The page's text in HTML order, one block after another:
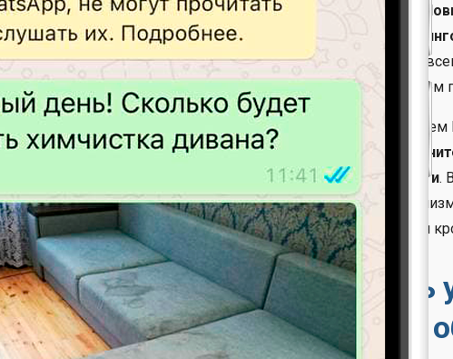
Профессиональная уборка территории от снега в Нижнем
командой квалифицированных специалистов частной
мероприятия носят сезонный характер и выполнять их лучше
Или же клиенты обращаются к нам за помощью с наступлением
При обращении в нашу организацию «Люкс-Клининг» в Нижнем
сомневаться в их качестве и надёжности.
Проводят их
многолетним опытом работы в данной сфере деятельности.
промышленный альпинизм.Благодаря нашему
достижение надёжных и эффективных результатов очищения
Когда необходимо проводить
Новгороде и Нижегородской